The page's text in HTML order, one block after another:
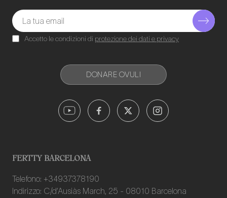
Accetto le condizioni di protezione dei dati e privacy
DONARE OVULI
FERTTY BARCELONA
Telefono: +34937378190
Indirizzo: C/d’Ausiàs March, 25 - 08010 Barcelona